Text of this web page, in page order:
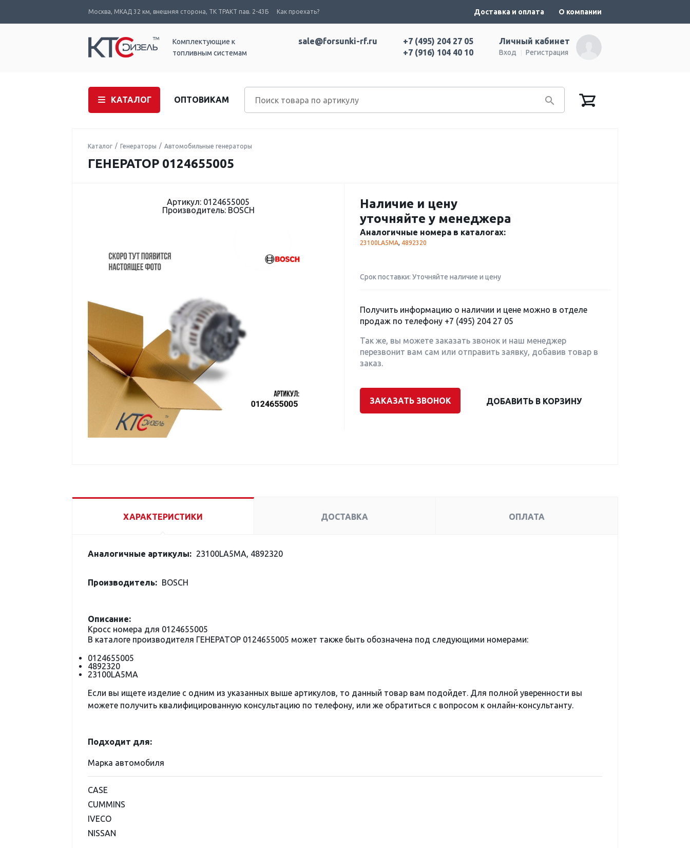
Москва, МКАД 32 км, внешняя сторона, ТК ТРАКТ пав. 2-43Б Как проехать? Доставка и оплата О компании
Комплектующие к
топливным системам
Личный кабинет
Вход Регистрация
+7 (495) 204 27 05
+7 (916) 104 40 10
sale@forsunki-rf.ru
КАТАЛОГ ОПТОВИКАМ
Каталог Генераторы Автомобильные генераторы
ГЕНЕРАТОР 0124655005
Артикул: 0124655005
Производитель: BOSCH
Наличие и цену
уточняйте у менеджера
Аналогичные номера в каталогах:
23100LA5MA, 4892320
Срок поставки: Уточняйте наличие и цену
Получить информацию о наличии и цене можно в отделе
продаж по телефону +7 (495) 204 27 05
Так же, вы можете заказать звонок и наш менеджер
перезвонит вам сам или отправить заявку, добавив товар в
заказ.
ЗАКАЗАТЬ ЗВОНОК ДОБАВИТЬ В КОРЗИНУ
ХАРАКТЕРИСТИКИ ДОСТАВКА ОПЛАТА
Аналогичные артикулы: 23100LA5MA, 4892320
Производитель: BOSCH
Описание:
Кросс номера для 0124655005
В каталоге производителя ГЕНЕРАТОР 0124655005 может также быть обозначена под следующими номерами:
0124655005
4892320
23100LA5MA
Если вы ищете изделие с одним из указанных выше артикулов, то данный товар вам подойдет. Для полной уверенности вы
можете получить квалифицированную консультацию по телефону, или же обратиться с вопросом к онлайн-консультанту.
Подходит для:
Марка автомобиля
CASE
CUMMINS
IVECO
NISSAN